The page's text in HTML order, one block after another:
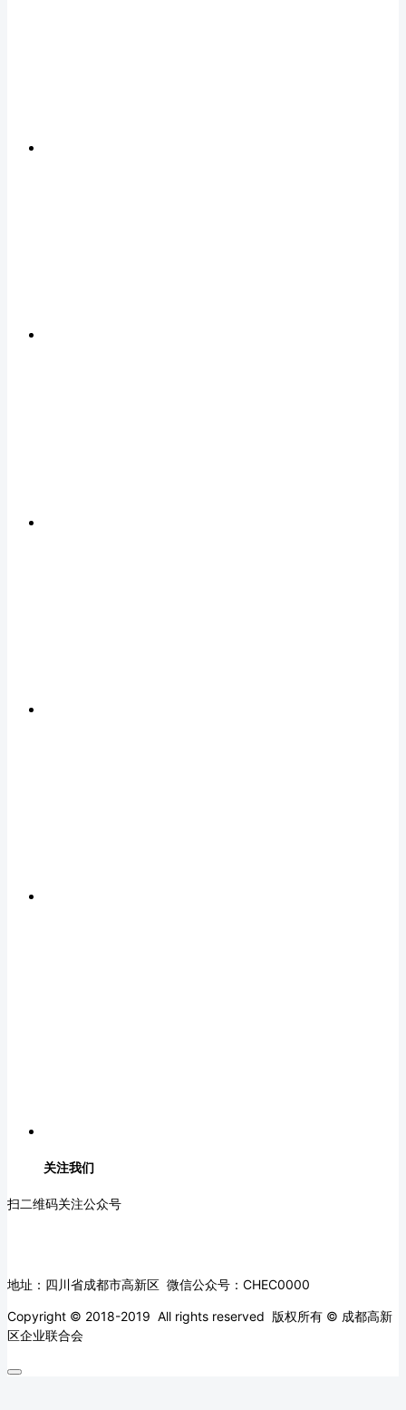
关注我们
扫二维码关注公众号
地址：四川省成都市高新区 微信公众号：CHEC0000
Copyright © 2018-2019 All rights reserved 版权所有 © 成都高新
区企业联合会